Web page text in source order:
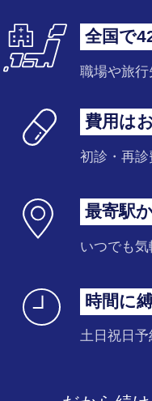
全国で
職場や旅
費用は
初診・再
最寄駅
いつでも
時間に
土日祝日